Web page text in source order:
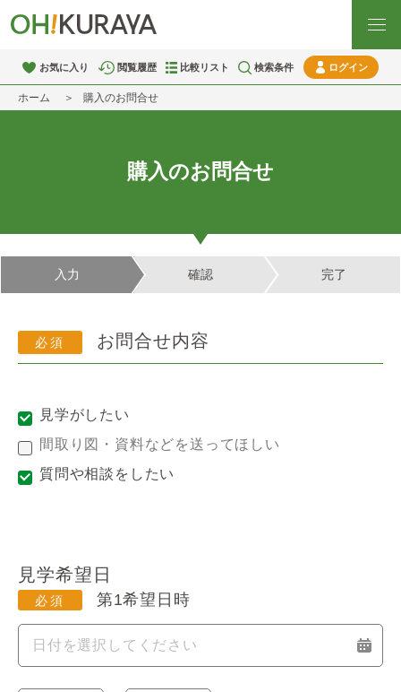
お気に入り 閲覧履歴 比較リスト 検索条件 ログイン
ホーム 購入のお問合せ
購入のお問合せ
入力 確認 完了
お問合せ内容
見学がしたい
間取り図・資料などを送ってほしい
質問や相談をしたい
見学希望日
第1希望日時